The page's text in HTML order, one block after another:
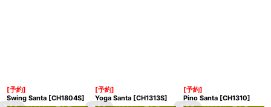
[予約]
Swing Santa [CH1804S]
[予約]
Yoga Santa [CH1313S]
[予約]
Pino Santa [CH1310]